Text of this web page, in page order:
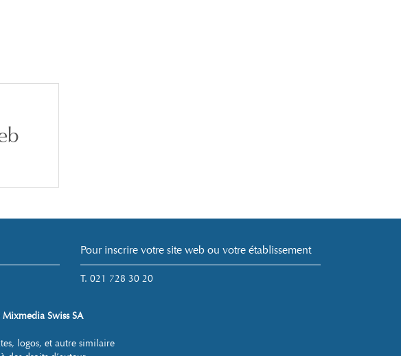
Pour inscrire votre site web ou votre établissement
T. 021 728 30 20
Mixmedia Swiss SA
logos, et autre similaire